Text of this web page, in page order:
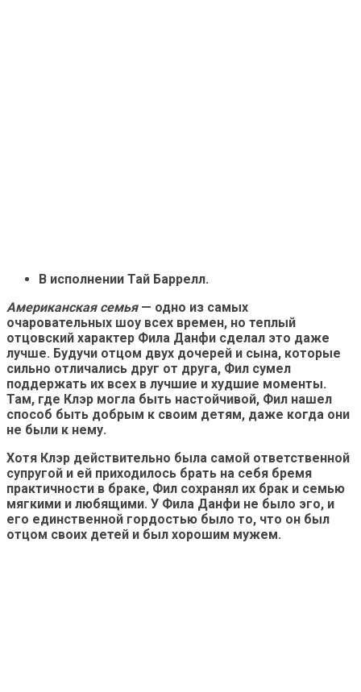
В исполнении Тай Баррелл.
Американская семья— одно из самых
очаровательных шоу всех времен, но теплый
отцовский характер Фила Данфи сделал это даже
лучше. Будучи отцом двух дочерей и сына, которые
сильно отличались друг от друга, Фил сумел
поддержать их всех в лучшие и худшие моменты.
Там, где Клэр могла быть настойчивой, Фил нашел
способ быть добрым к своим детям, даже когда они
не были к нему.
Хотя Клэр действительно была самой ответственной
супругой и ей приходилось брать на себя бремя
практичности в браке, Фил сохранял их брак и семью
мягкими и любящими. У Фила Данфи не было эго, и
его единственной гордостью было то, что он был
отцом своих детей и был хорошим мужем.